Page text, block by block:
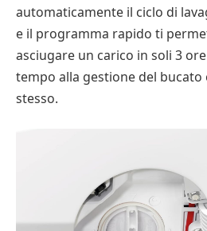
automaticamente il ciclo di
e il programma rapido ti
asciugare un carico in soli 3
tempo alla gestione del bucato
stesso.